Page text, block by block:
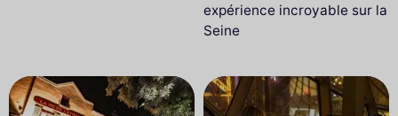
expérience incroyable sur la
Seine